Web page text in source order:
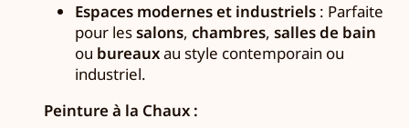
Espaces modernes et industriels: Parfaite
pour lessalons, chambres, salles de bain
ou bureauxau style contemporain ou
industriel.
Peinture à la Chaux :